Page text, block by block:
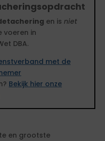
en is niet
voeren in
DBA.
met de
Bekijk hier onze
en grootste